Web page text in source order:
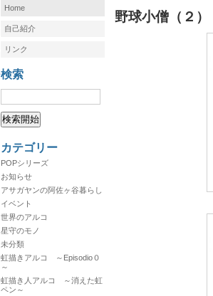
Home
自己紹介
リンク
検索
カテゴリー
POPシリーズ
お知らせ
アサガヤンの阿佐ヶ谷暮らし
イベント
世界のアルコ
星守のモノ
未分類
虹描きアルコ ～Episodio０
～
虹描き人アルコ ～消えた虹
ペン～
野球小僧（２）